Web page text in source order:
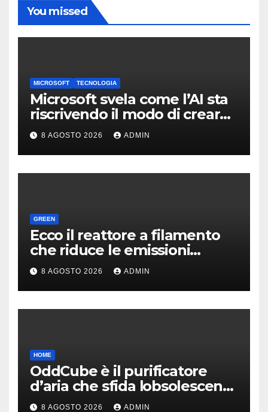
You missed
MICROSOFT TECNOLOGIA
Microsoft svela come l’AI sta
riscrivendo il modo di creare
software
8 AGOSTO 2026 ADMIN
GREEN
Ecco il reattore a filamento
che riduce le emissioni
dell’industria chimica
8 AGOSTO 2026 ADMIN
HOME
OddCube è il purificatore
d’aria che sfida lobsolescenza
programmata
8 AGOSTO 2026 ADMIN